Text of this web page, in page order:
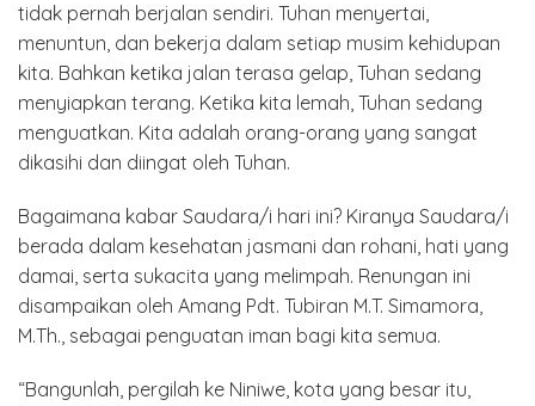
tidak pernah berjalan sendiri. Tuhan menyertai,
menuntun, dan bekerja dalam setiap musim kehidupan
kita. Bahkan ketika jalan terasa gelap, Tuhan sedang
menyiapkan terang. Ketika kita lemah, Tuhan sedang
menguatkan. Kita adalah orang-orang yang sangat
dikasihi dan diingat oleh Tuhan.
Bagaimana kabar Saudara/i hari ini? Kiranya Saudara/i
berada dalam kesehatan jasmani dan rohani, hati yang
damai, serta sukacita yang melimpah. Renungan ini
disampaikan oleh Amang Pdt. Tubiran M.T. Simamora,
M.Th., sebagai penguatan iman bagi kita semua.
“Bangunlah, pergilah ke Niniwe, kota yang besar itu,